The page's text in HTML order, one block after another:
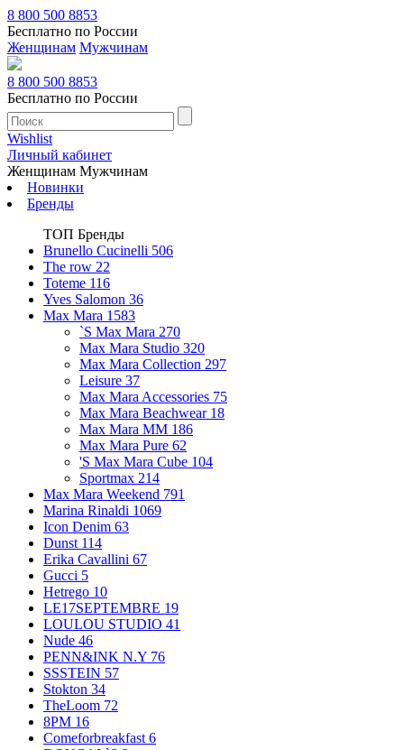
8 800 500 8853
Бесплатно по России
Женщинам Мужчинам
8 800 500 8853
Бесплатно по России
Wishlist
Личный кабинет
Женщинам Мужчинам
Новинки
Бренды
ТОП Бренды
Brunello Cucinelli 506
The row 22
Toteme 116
Yves Salomon 36
Max Mara 1583
`S Max Mara 270
Max Mara Studio 320
Max Mara Collection 297
Leisure 37
Max Mara Accessories 75
Max Mara Beachwear 18
Max Mara MM 186
Max Mara Pure 62
'S Max Mara Cube 104
Sportmax 214
Max Mara Weekend 791
Marina Rinaldi 1069
Icon Denim 63
Dunst 114
Erika Cavallini 67
Gucci 5
Hetrego 10
LE17SEPTEMBRE 19
LOULOU STUDIO 41
Nude 46
PENN&INK N.Y 76
SSSTEIN 57
Stokton 34
TheLoom 72
8PM 16
Comeforbreakfast 6